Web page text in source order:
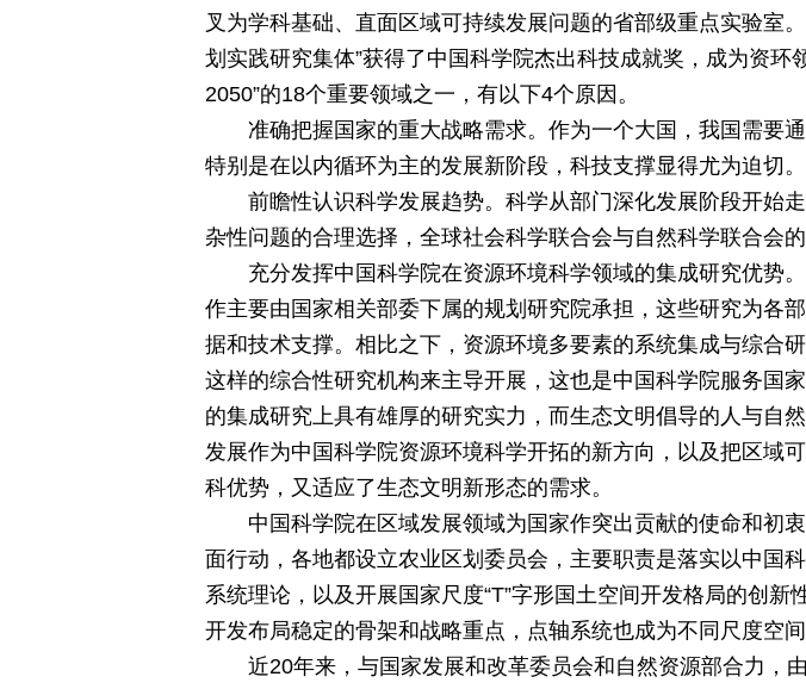
叉为学科基础、直面区域可持续发展问题的省部级重点实验室
划实践研究集体”获得了中国科学院杰出科技成就奖，成为资
2050”的18个重要领域之一，有以下4个原因。
准确把握国家的重大战略需求。作为一个大国，我国需要
特别是在以内循环为主的发展新阶段，科技支撑显得尤为迫切。
前瞻性认识科学发展趋势。科学从部门深化发展阶段开始
杂性问题的合理选择，全球社会科学联合会与自然科学联合会
充分发挥中国科学院在资源环境科学领域的集成研究优势
作主要由国家相关部委下属的规划研究院承担，这些研究为各
据和技术支撑。相比之下，资源环境多要素的系统集成与综合
这样的综合性研究机构来主导开展，这也是中国科学院服务国
的集成研究上具有雄厚的研究实力，而生态文明倡导的人与自
发展作为中国科学院资源环境科学开拓的新方向，以及把区域
科优势，又适应了生态文明新形态的需求。
中国科学院在区域发展领域为国家作突出贡献的使命和初
面行动，各地都设立农业区划委员会，主要职责是落实以中国
系统理论，以及开展国家尺度“T”字形国土空间开发格局的创
开发布局稳定的骨架和战略重点，点轴系统也成为不同尺度空
近20年来，与国家发展和改革委员会和自然资源部合力，